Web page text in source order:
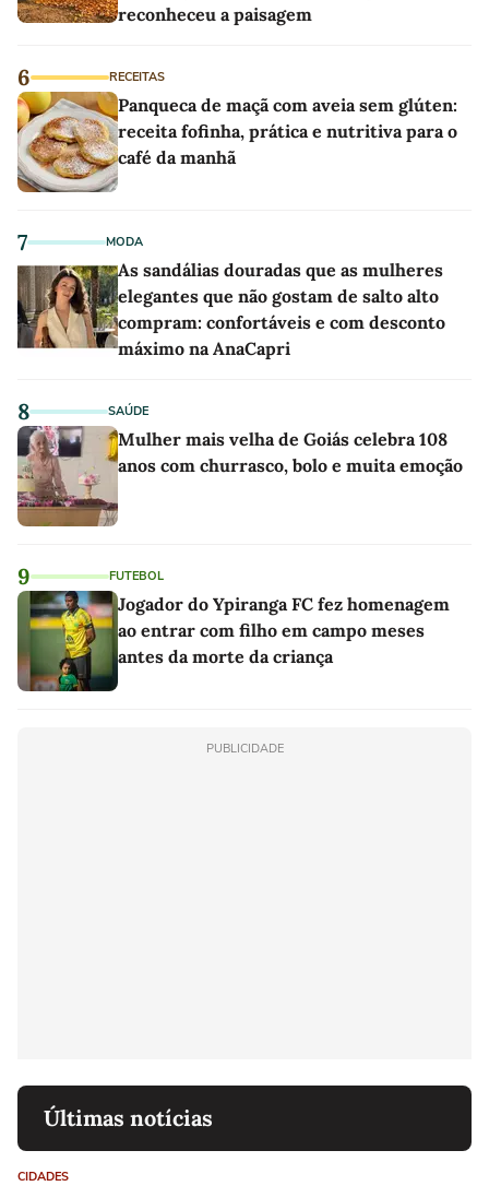
reconheceu a paisagem
6 RECEITAS
Panqueca de maçã com aveia sem glúten:
receita fofinha, prática e nutritiva para o
café da manhã
7 MODA
As sandálias douradas que as mulheres
elegantes que não gostam de salto alto
compram: confortáveis e com desconto
máximo na AnaCapri
8 SAÚDE
Mulher mais velha de Goiás celebra 108
anos com churrasco, bolo e muita emoção
9 FUTEBOL
Jogador do Ypiranga FC fez homenagem
ao entrar com filho em campo meses
antes da morte da criança
PUBLICIDADE
Últimas notícias
CIDADES